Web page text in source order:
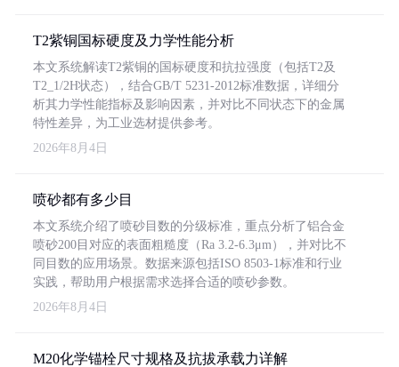
T2紫铜国标硬度及力学性能分析
本文系统解读T2紫铜的国标硬度和抗拉强度（包括T2及
T2_1/2H状态），结合GB/T 5231-2012标准数据，详细分
析其力学性能指标及影响因素，并对比不同状态下的金属
特性差异，为工业选材提供参考。
2026年8月4日
喷砂都有多少目
本文系统介绍了喷砂目数的分级标准，重点分析了铝合金
喷砂200目对应的表面粗糙度（Ra 3.2-6.3μm），并对比不
同目数的应用场景。数据来源包括ISO 8503-1标准和行业
实践，帮助用户根据需求选择合适的喷砂参数。
2026年8月4日
M20化学锚栓尺寸规格及抗拔承载力详解